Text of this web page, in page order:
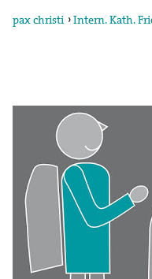
pax christi ›Intern. Kath.